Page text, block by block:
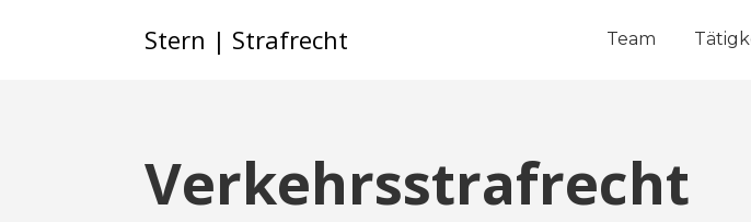
Stern | Strafrecht Team
Verkehrsstrafrecht